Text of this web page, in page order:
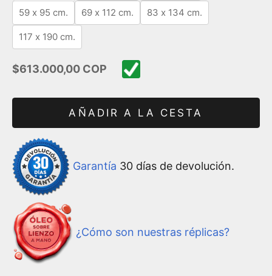
59 x 95 cm. 69 x 112 cm. 83 x 134 cm.
117 x 190 cm.
Precio de oferta
$613.000,00 COP
AÑADIR A LA CESTA
Garantía 30 días de devolución.
¿Cómo son nuestras réplicas?